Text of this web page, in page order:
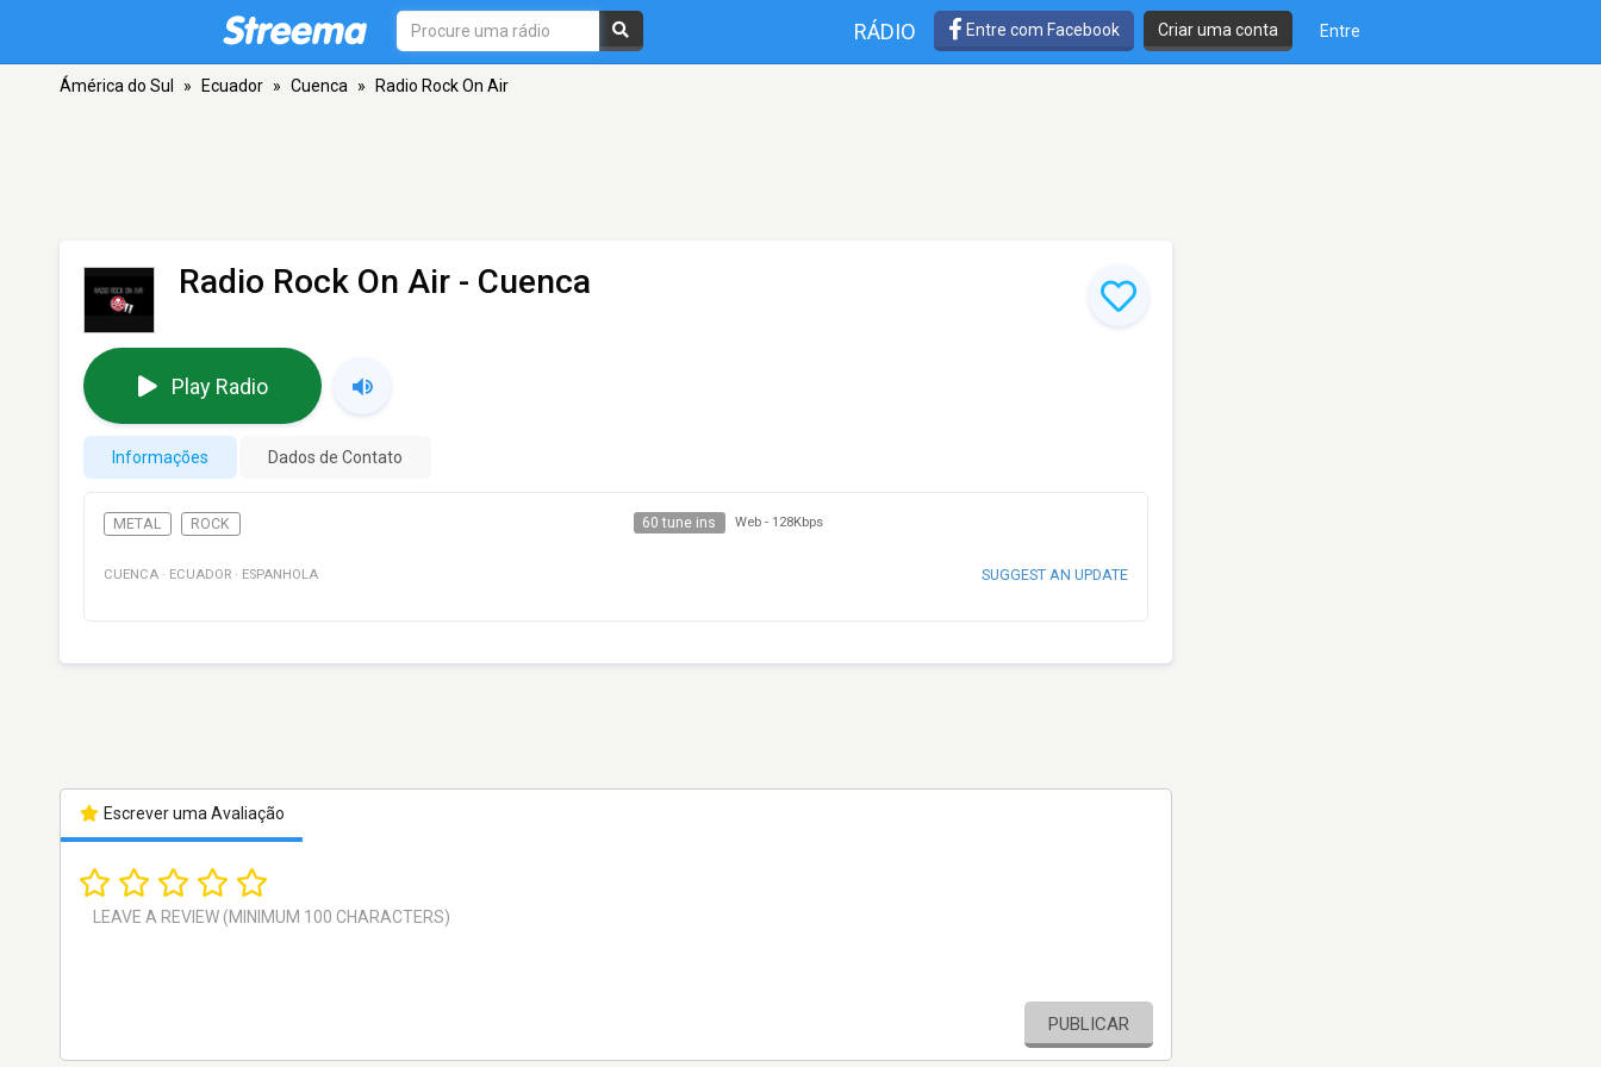
RÁDIO Entre com Facebook Criar uma conta Entre
Ámérica do Sul » Ecuador » Cuenca » Radio Rock On Air
Radio Rock On Air - Cuenca
Play Radio
Informações Dados de Contato
METAL ROCK 60 tune ins Web - 128Kbps
CUENCA · ECUADOR · ESPANHOLA SUGGEST AN UPDATE
Escrever uma Avaliação
PUBLICAR